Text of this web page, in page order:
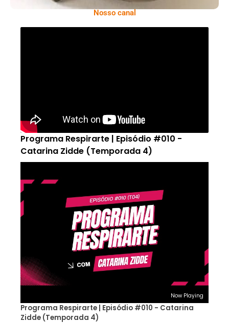
Nosso canal
Programa Respirarte | Episódio #010 -
Catarina Zidde (Temporada 4)
Now Playing
Programa Respirarte | Episódio #010 - Catarina
Zidde (Temporada 4)